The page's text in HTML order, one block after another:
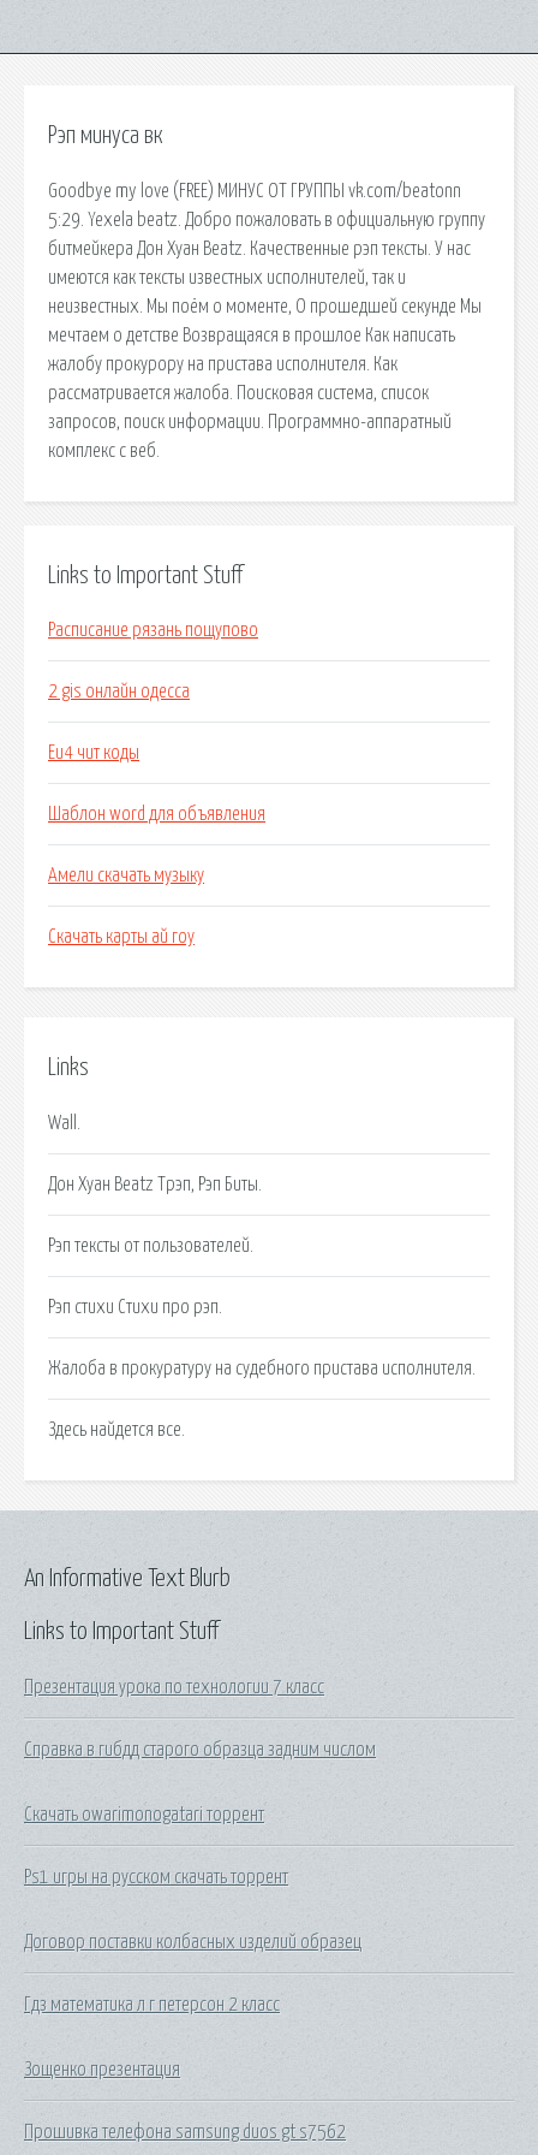
Рэп минуса вк
Goodbye my love (FREE) МИНУС ОТ ГРУППЫ vk.com/beatonn
5:29. Yexela beatz. Добро пожаловать в официальную группу
битмейкера Дон Хуан Beatz. Качественные рэп тексты. У нас
имеются как тексты известных исполнителей, так и
неизвестных. Мы поём о моменте, О прошедшей секунде Мы
мечтаем о детстве Возвращаяся в прошлое Как написать
жалобу прокурору на пристава исполнителя. Как
рассматривается жалоба. Поисковая сиcтема, список
запросов, поиск информации. Программно-аппаратный
комплекс с веб.
Links to Important Stuff
Расписание рязань пощупово
2 gis онлайн одесса
Eu4 чит коды
Шаблон word для объявления
Амели скачать музыку
Скачать карты ай гоу
Links
Wall.
Дон Хуан Beatz Трэп, Рэп Биты.
Рэп тексты от пользователей.
Рэп стихи Стихи про рэп.
Жалоба в прокуратуру на судебного пристава исполнителя.
Здесь найдется все.
Links to Important Stuff
Презентация урока по технологии 7 класс
Справка в гибдд старого образца задним числом
Скачать owarimonogatari торрент
Ps1 игры на русском скачать торрент
Договор поставки колбасных изделий образец
Гдз математика л г петерсон 2 класс
Зощенко презентация
Прошивка телефона samsung duos gt s7562
An Informative Text Blurb